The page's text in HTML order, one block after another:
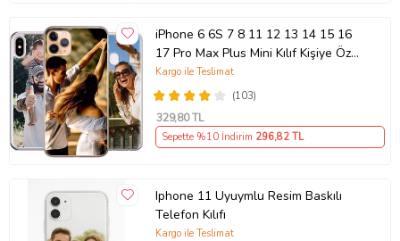
iPhone 6 6S 7 8 11 12 13 14 15 16
17 Pro Max Plus Mini Kılıf Kişiye Özel
Resimli Fotoğraflı Silikon
(103)
Kargo ile Teslimat
329,80 TL
Sepette %10 İndirim 296,82 TL
Iphone 11 Uyuymlu Resim Baskılı
Telefon Kılıfı
Kargo ile Teslimat